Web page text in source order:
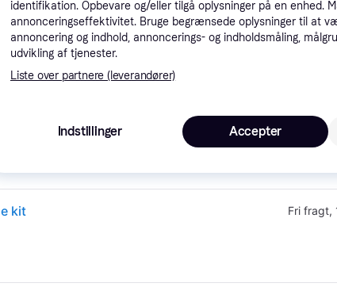
kit Fri
Fri fragt
kit Fri fragt,
identifikation. Opbevare og/eller tilgå oplysninger på en enhed.
annonceringseffektivitet. Bruge begrænsede oplysninger til at
annoncering og indhold, annoncerings- og indholdsmåling,
udvikling af tjenester.
Liste over partnere (leverandører)
Indstillinger Accepter